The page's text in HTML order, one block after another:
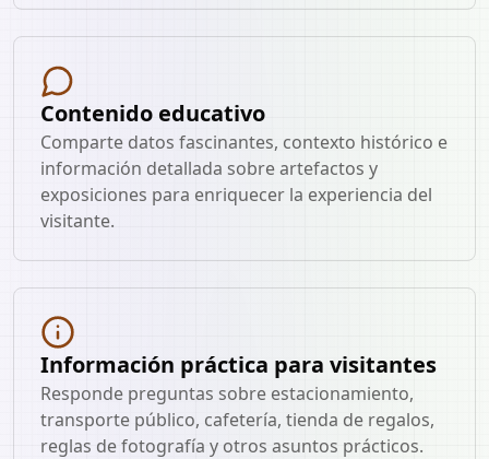
Contenido educativo
Comparte datos fascinantes, contexto histórico e
información detallada sobre artefactos y
exposiciones para enriquecer la experiencia del
visitante.
Información práctica para visitantes
Responde preguntas sobre estacionamiento,
transporte público, cafetería, tienda de regalos,
reglas de fotografía y otros asuntos prácticos.